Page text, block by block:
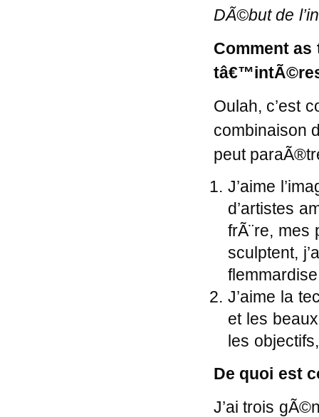
DÃ©but de
Comment
Oulah, c’est
combinaison
peut
J’aime
d’artistes
frÃ¨re, mes
sculptent,
J’aime la
et les
les
De quoi est
J’ai trois